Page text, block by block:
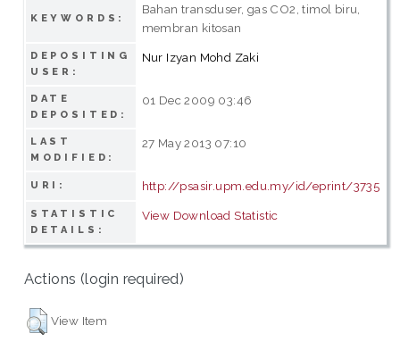
KEYWORDS:
Bahan transduser, gas CO2, timol biru,
membran kitosan
DEPOSITING
USER:
Nur Izyan Mohd Zaki
DATE
DEPOSITED:
01 Dec 2009 03:46
LAST
MODIFIED:
27 May 2013 07:10
URI: http://psasir.upm.edu.my/id/eprint/3735
STATISTIC
DETAILS:
View Download Statistic
Actions (login required)
View Item